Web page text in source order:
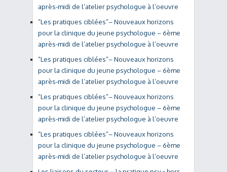
après-midi de l’atelier psychologue à l’oeuvre
“Les pratiques ciblées”– Nouveaux horizons
pour la clinique du jeune psychologue – 6ème
après-midi de l’atelier psychologue à l’oeuvre
“Les pratiques ciblées”– Nouveaux horizons
pour la clinique du jeune psychologue – 6ème
après-midi de l’atelier psychologue à l’oeuvre
“Les pratiques ciblées”– Nouveaux horizons
pour la clinique du jeune psychologue – 6ème
après-midi de l’atelier psychologue à l’oeuvre
“Les pratiques ciblées”– Nouveaux horizons
pour la clinique du jeune psychologue – 6ème
après-midi de l’atelier psychologue à l’oeuvre